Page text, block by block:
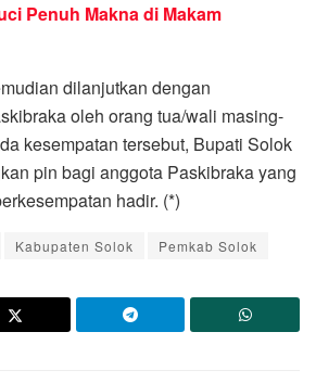
Penuh Makna di Makam
dilanjutkan dengan
oleh orang tua/wali masing-
kesempatan tersebut, Bupati Solok
pin bagi anggota Paskibraka yang
hadir. (*)
Kabupaten Solok Pemkab Solok